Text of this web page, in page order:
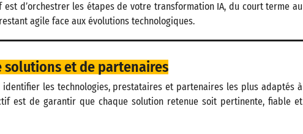
est d’orchestrer les étapes de votre transformation IA, du court terme au
agile face aux évolutions technologiques.
solutions et de partenaires
identifier les technologies, prestataires et partenaires les plus adaptés à
est de garantir que chaque solution retenue soit pertinente, fiable et